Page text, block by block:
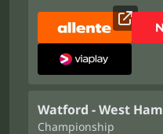
Watford - West Ham
Championship